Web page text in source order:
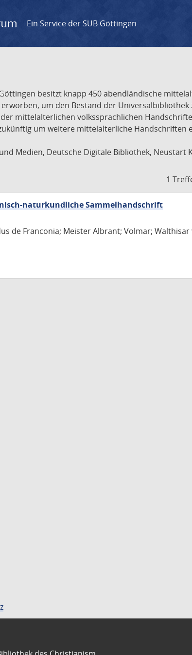
Ein Service der SUB Göttingen
besitzt knapp 450 abendländische
um den Bestand der
mittelalterlichen volkssprachlichen
um weitere mittelalterliche Handschriften
Medien, Deutsche Digitale Bibliothek, Neustart
1
naturkundliche Sammelhandschrift
de Franconia; Meister Albrant; Volmar;